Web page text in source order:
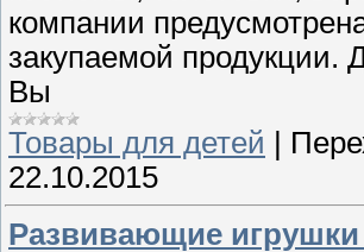
компании
закупаемой продукции.
Вы
Товары для детей
22.10.2015
Развивающие игрушки